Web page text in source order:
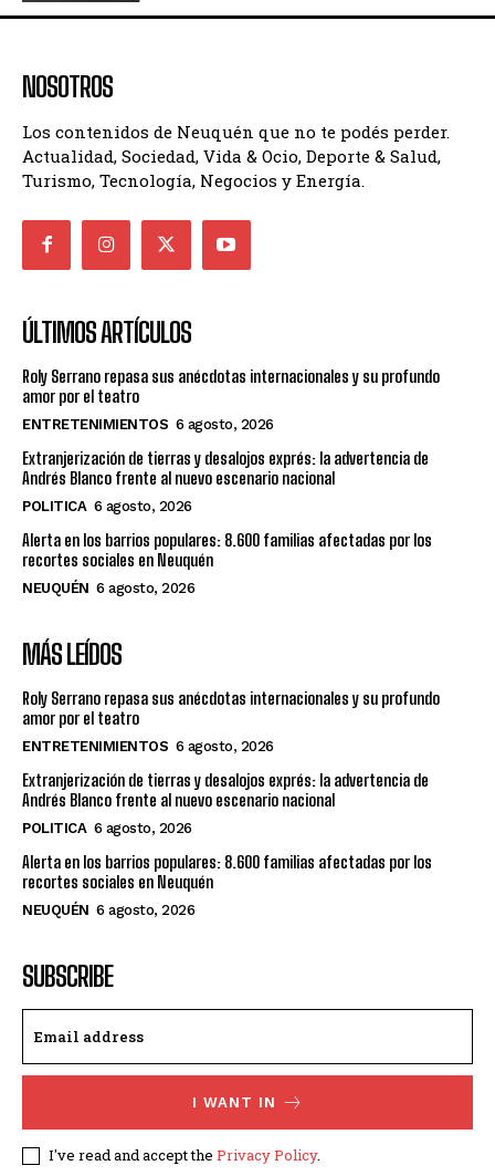
NOSOTROS
Los contenidos de Neuquén que no te podés perder.
Actualidad, Sociedad, Vida & Ocio, Deporte & Salud,
Turismo, Tecnología, Negocios y Energía.
ÚLTIMOS ARTÍCULOS
Roly Serrano repasa sus anécdotas internacionales y su profundo
amor por el teatro
ENTRETENIMIENTOS 6 agosto, 2026
Extranjerización de tierras y desalojos exprés: la advertencia de
Andrés Blanco frente al nuevo escenario nacional
POLITICA 6 agosto, 2026
Alerta en los barrios populares: 8.600 familias afectadas por los
recortes sociales en Neuquén
NEUQUÉN 6 agosto, 2026
MÁS LEÍDOS
Roly Serrano repasa sus anécdotas internacionales y su profundo
amor por el teatro
ENTRETENIMIENTOS 6 agosto, 2026
Extranjerización de tierras y desalojos exprés: la advertencia de
Andrés Blanco frente al nuevo escenario nacional
POLITICA 6 agosto, 2026
Alerta en los barrios populares: 8.600 familias afectadas por los
recortes sociales en Neuquén
NEUQUÉN 6 agosto, 2026
SUBSCRIBE
I WANT IN
I've read and accept the Privacy Policy.